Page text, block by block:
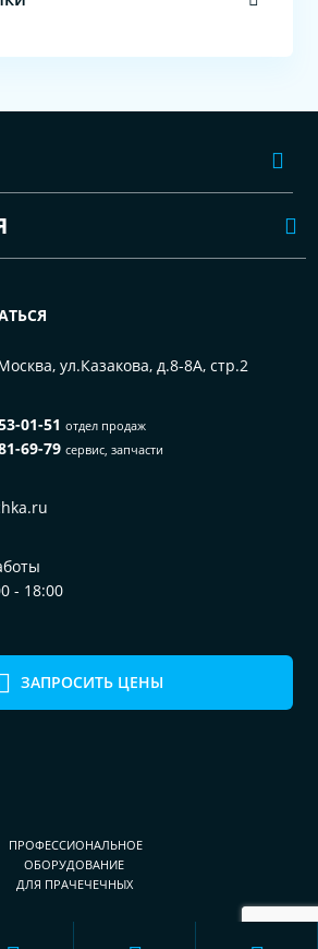
ПРОФЕССИОНАЛЬНОЕ
ОБОРУДОВАНИЕ
ДЛЯ ПРАЧЕЧЕЧНЫХ
ЗАПРОСИТЬ ЦЕНЫ
ул.Казакова, д.8-8А, стр.2
01-51 отдел продаж
69-79 сервис, запчасти
- 18:00